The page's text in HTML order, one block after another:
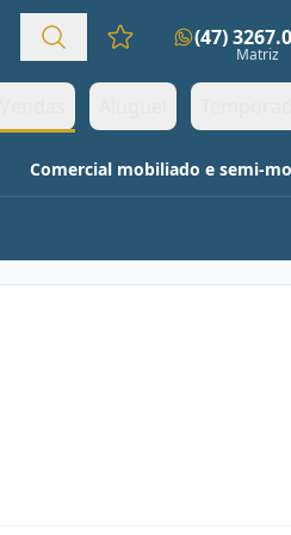
Favoritos (0 itens)
(47)
Matriz
Comercial mobiliado e semi-